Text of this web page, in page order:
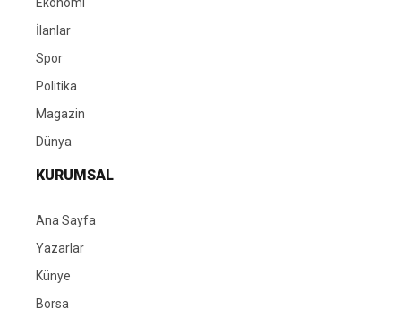
İlanlar
Spor
Politika
Magazin
Dünya
KURUMSAL
Ana Sayfa
Yazarlar
Künye
Borsa